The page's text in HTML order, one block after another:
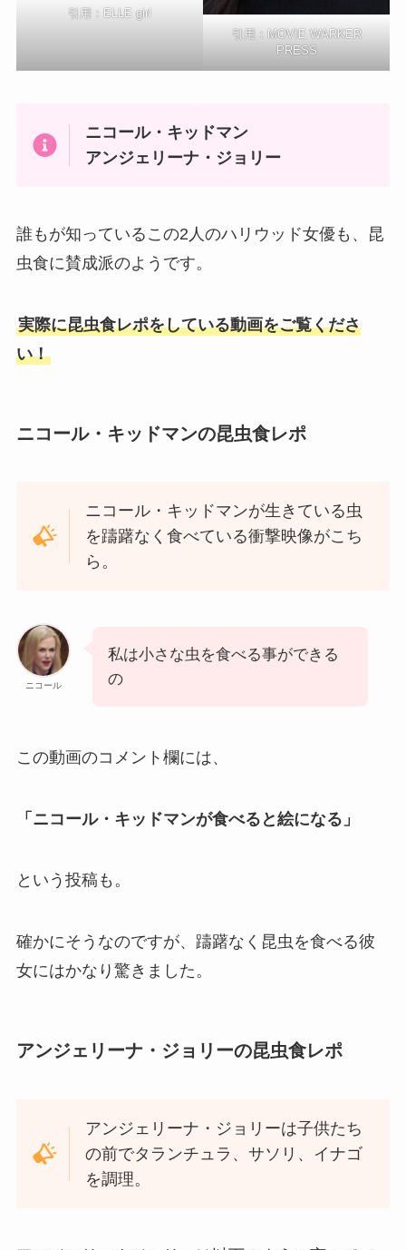
引用： ELLE girl
引用： MOVIE WARKER
PRESS
ニコール・キッドマン
アンジェリーナ・ジョリー
誰もが知っているこの2人のハリウッド女優も、昆
虫食に賛成派のようです。
実際に昆虫食レポをしている動画をご覧くださ
い！
ニコール・キッドマンの昆虫食レポ
ニコール・キッドマンが生きている虫
を躊躇なく食べている衝撃映像がこち
ら。
ニコール
私は小さな虫を食べる事ができる
の
この動画のコメント欄には、
「ニコール・キッドマンが食べると絵になる」
という投稿も。
確かにそうなのですが、躊躇なく昆虫を食べる彼
女にはかなり驚きました。
アンジェリーナ・ジョリーの昆虫食レポ
アンジェリーナ・ジョリーは子供たち
の前でタランチュラ、サソリ、イナゴ
を調理。